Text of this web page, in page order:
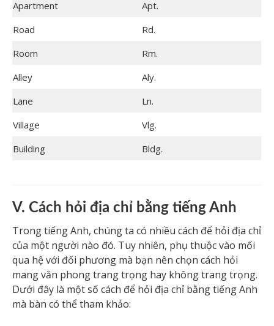
Apartment
Apt.
Road
Rd.
Room
Rm.
Alley
Aly.
Lane
Ln.
Village
Vlg.
Building
Bldg.
V. Cách hỏi địa chỉ bằng tiếng Anh
Trong tiếng Anh, chúng ta có nhiều cách để hỏi địa chỉ
của một người nào đó. Tuy nhiên, phụ thuộc vào mối
qua hệ với đối phương mà bạn nên chọn cách hỏi
mang văn phong trang trọng hay không trang trọng.
Dưới đây là một số cách để hỏi địa chỉ bằng tiếng Anh
mà bàn có thể tham khảo: